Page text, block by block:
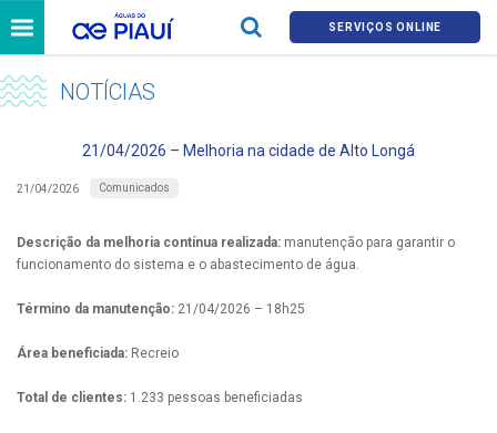
SERVIÇOS ONLINE
NOTÍCIAS
21/04/2026 – Melhoria na cidade de Alto Longá
21/04/2026 Comunicados
Descrição da melhoria contínua realizada: manutenção para garantir o
funcionamento do sistema e o abastecimento de água.
Término da manutenção: 21/04/2026 – 18h25
Área beneficiada: Recreio
Total de clientes: 1.233 pessoas beneficiadas